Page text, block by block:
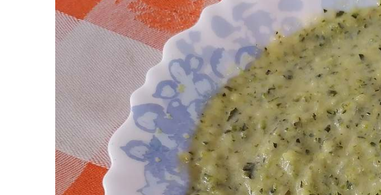
Premi invio per cercare o ESC per uscire